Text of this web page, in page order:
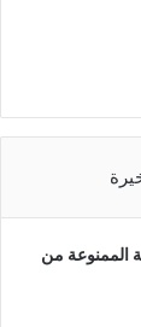
الممنوعة من